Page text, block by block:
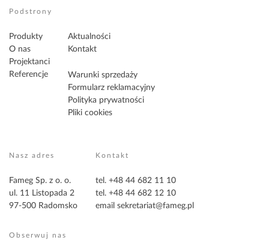
Podstrony
Produkty
O nas
Projektanci
Referencje
Aktualności
Kontakt
Warunki sprzedaży
Formularz reklamacyjny
Polityka prywatności
Pliki cookies
Nasz adres
Fameg Sp. z o. o.
ul. 11 Listopada 2
97-500 Radomsko
Kontakt
tel. +48 44 682 11 10
tel. +48 44 682 12 10
email sekretariat@fameg.pl
Obserwuj nas